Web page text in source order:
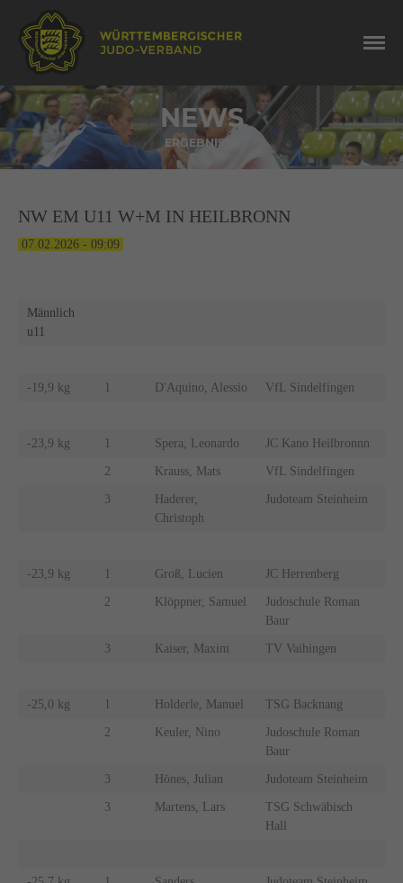
NEWS
ERGEBNISSE
NW EM U11 W+M IN HEILBRONN
07.02.2026 - 09:09
Männlich
u11
-19,9 kg 1 D'Aquino, Alessio VfL Sindelfingen
-23,9 kg 1 Spera, Leonardo JC Kano Heilbronnn
2 Krauss, Mats VfL Sindelfingen
3
Haderer,
Christoph
Judoteam Steinheim
-23,9 kg 1 Groß, Lucien JC Herrenberg
2 Klöppner, Samuel
Judoschule Roman
Baur
3 Kaiser, Maxim TV Vaihingen
-25,0 kg 1 Holderle, Manuel TSG Backnang
2 Keuler, Nino
Judoschule Roman
Baur
3 Hönes, Julian Judoteam Steinheim
3 Martens, Lars
TSG Schwäbisch
Hall